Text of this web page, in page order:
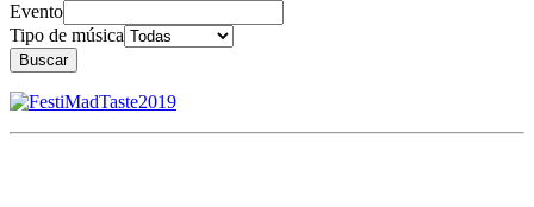
Evento
Tipo de música
Buscar